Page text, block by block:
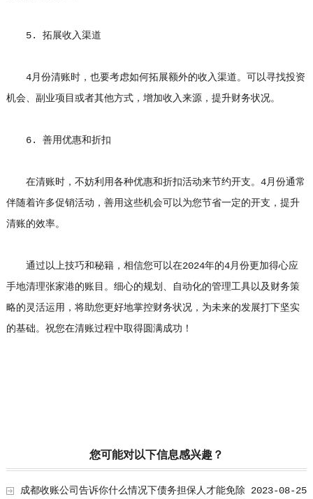
5. 拓展收入渠道
4月份清账时，也要考虑如何拓展额外的收入渠道。可以寻找投资
机会、副业项目或者其他方式，增加收入来源，提升财务状况。
6. 善用优惠和折扣
在清账时，不妨利用各种优惠和折扣活动来节约开支。4月份通常
伴随着许多促销活动，善用这些机会可以为您节省一定的开支，提升
清账的效率。
通过以上技巧和秘籍，相信您可以在2024年的4月份更加得心应
手地清理张家港的账目。细心的规划、自动化的管理工具以及财务策
略的灵活运用，将助您更好地掌控财务状况，为未来的发展打下坚实
的基础。祝您在清账过程中取得圆满成功！
您可能对以下信息感兴趣？
2023-08-25
成都收账公司告诉你什么情况下债务担保人才能免除